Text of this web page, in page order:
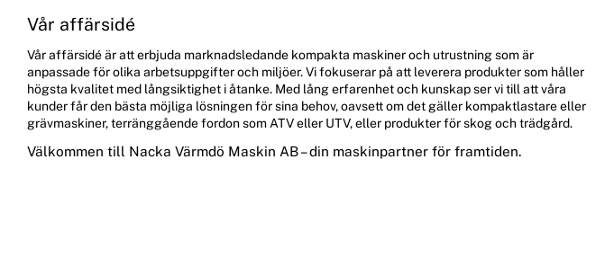
600-serien
500-serien
200-serien
Markarbete & Beredning
Skog & Arborist
Plogar & Vinterredskap
Adapter & Faster-hydraulik
Tillval / Eftermontering
Snökedjor
Merchandise
Skydd / Bågar
El / Start / Belysning
Motordelar
Packningar / Vajrar
Hydraulik / Hydraulmotorer
Hyttdelar
Dekaler
Beställ reservdelar
Beställ reservdelar
Vår affärsidé
Vår affärsidé är att erbjuda marknadsledande kompakta maskiner och utrustning som är
anpassade för olika arbetsuppgifter och miljöer. Vi fokuserar på att leverera produkter som håller
högsta kvalitet med långsiktighet i åtanke. Med lång erfarenhet och kunskap ser vi till att våra
kunder får den bästa möjliga lösningen för sina behov, oavsett om det gäller kompaktlastare eller
grävmaskiner, terränggående fordon som ATV eller UTV, eller produkter för skog och trädgård.
Välkommen till Nacka Värmdö Maskin AB – din maskinpartner för framtiden.